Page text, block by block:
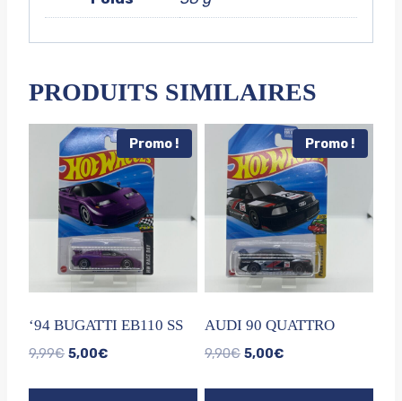
PRODUITS SIMILAIRES
Promo !
‘94 BUGATTI EB110 SS
9,99€ Le
5,00€Le
Promo !
AUDI 90 QUATTRO
9,90€ Le
5,00€Le